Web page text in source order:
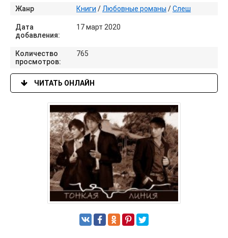
Жанр Книги / Любовные романы /Слеш
Дата
добавления:
17 март 2020
Количество
просмотров:
765
ЧИТАТЬ ОНЛАЙН